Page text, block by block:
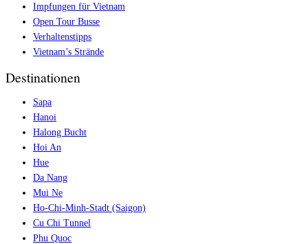
Impfungen für Vietnam
Open Tour Busse
Verhaltenstipps
Vietnam’s Strände
Destinationen
Sapa
Hanoi
Halong Bucht
Hoi An
Hue
Da Nang
Mui Ne
Ho-Chi-Minh-Stadt (Saigon)
Cu Chi Tunnel
Phu Quoc